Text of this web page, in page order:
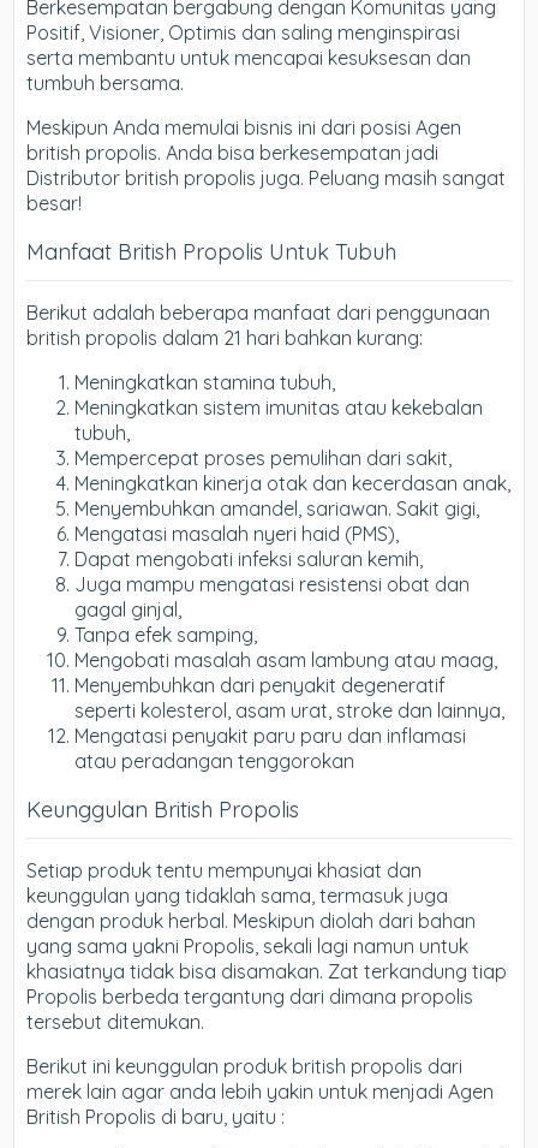
Berkesempatan bergabung dengan Komunitas yang
Positif, Visioner, Optimis dan saling menginspirasi
serta membantu untuk mencapai kesuksesan dan
tumbuh bersama.
Meskipun Anda memulai bisnis ini dari posisi Agen
british propolis. Anda bisa berkesempatan jadi
Distributor british propolis juga. Peluang masih sangat
besar!
Manfaat British Propolis Untuk Tubuh
Berikut adalah beberapa manfaat dari penggunaan
british propolis dalam 21 hari bahkan kurang:
Meningkatkan stamina tubuh,
Meningkatkan sistem imunitas atau kekebalan
tubuh,
Mempercepat proses pemulihan dari sakit,
Meningkatkan kinerja otak dan kecerdasan anak,
Menyembuhkan amandel, sariawan. Sakit gigi,
Mengatasi masalah nyeri haid (PMS),
Dapat mengobati infeksi saluran kemih,
Juga mampu mengatasi resistensi obat dan
gagal ginjal,
Tanpa efek samping,
Mengobati masalah asam lambung atau maag,
Menyembuhkan dari penyakit degeneratif
seperti kolesterol, asam urat, stroke dan lainnya,
Mengatasi penyakit paru paru dan inflamasi
atau peradangan tenggorokan
Keunggulan British Propolis
Setiap produk tentu mempunyai khasiat dan
keunggulan yang tidaklah sama, termasuk juga
dengan produk herbal. Meskipun diolah dari bahan
yang sama yakni Propolis, sekali lagi namun untuk
khasiatnya tidak bisa disamakan. Zat terkandung tiap
Propolis berbeda tergantung dari dimana propolis
tersebut ditemukan.
Berikut ini keunggulan produk british propolis dari
merek lain agar anda lebih yakin untuk menjadi Agen
British Propolis di baru, yaitu :